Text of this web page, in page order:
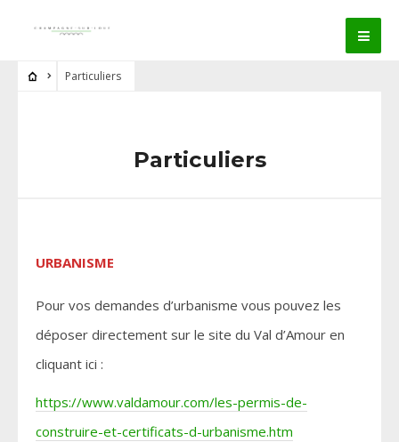
Particuliers
Particuliers
URBANISME
Pour vos demandes d’urbanisme vous pouvez les
déposer directement sur le site du Val d’Amour en
cliquant ici :
https://www.valdamour.com/les-permis-de-
construire-et-certificats-d-urbanisme.htm